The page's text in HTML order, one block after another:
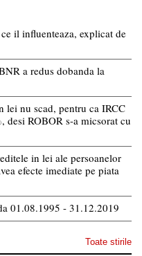
il influenteaza, explicat de
a redus dobanda la
nu scad, pentru ca IRCC
desi ROBOR s-a micsorat cu
in lei ale persoanelor
efecte imediate pe piata
01.08.1995 - 31.12.2019
Toate stirile